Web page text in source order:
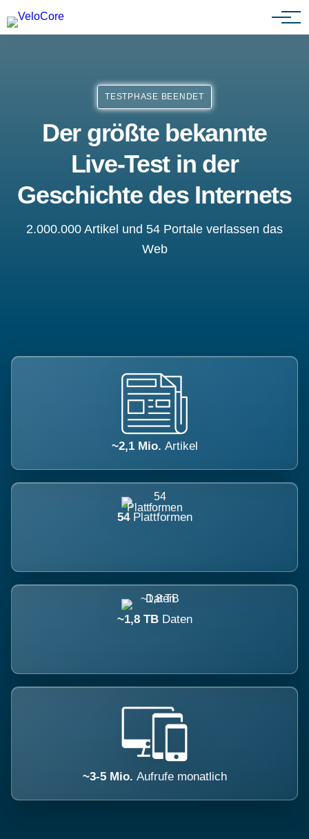
Partnerprogramm
TESTPHASE BEENDET
Der größte bekannte
Live-Test in der
Geschichte des Internets
2.000.000 Artikel und 54 Portale verlassen das
Web
~2,1 Mio. Artikel
54 Plattformen
~1,8 TB Daten
~3-5 Mio. Aufrufe monatlich